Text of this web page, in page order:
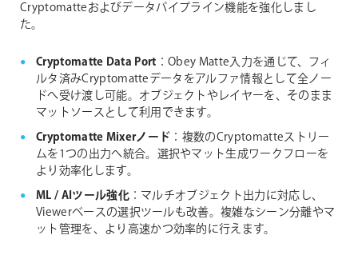
Cryptomatteおよびデータパイプライン機能を強化しまし
た。
Cryptomatte Data Port ：Obey Matte入力を通じて、フィ
ルタ済みCryptomatteデータをアルファ情報として全ノー
ドへ受け渡し可能。オブジェクトやレイヤーを、そのまま
マットソースとして利用できます。
Cryptomatte Mixerノード ：複数のCryptomatteストリー
ムを1つの出力へ統合。選択やマット生成ワークフローを
より効率化します。
ML / AIツール強化：マルチオブジェクト出力に対応し、
Viewerベースの選択ツールも改善。複雑なシーン分離やマ
ット管理を、より高速かつ効率的に行えます。